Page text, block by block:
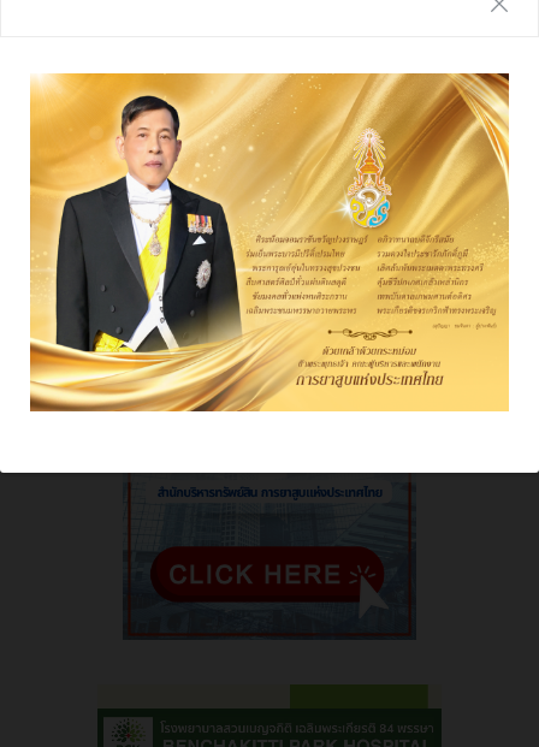
รายงานประจำปี
ผลการดําเนินงาน